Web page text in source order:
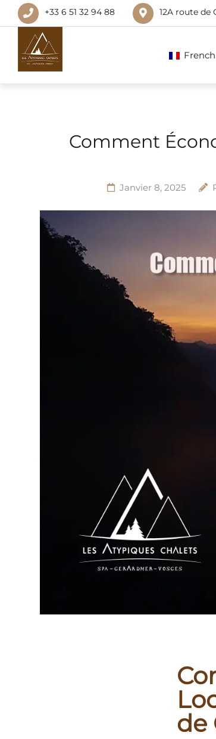
+33 6 51 32 94 88 12A route de
French
Comment
Janvier 8, 2025
de